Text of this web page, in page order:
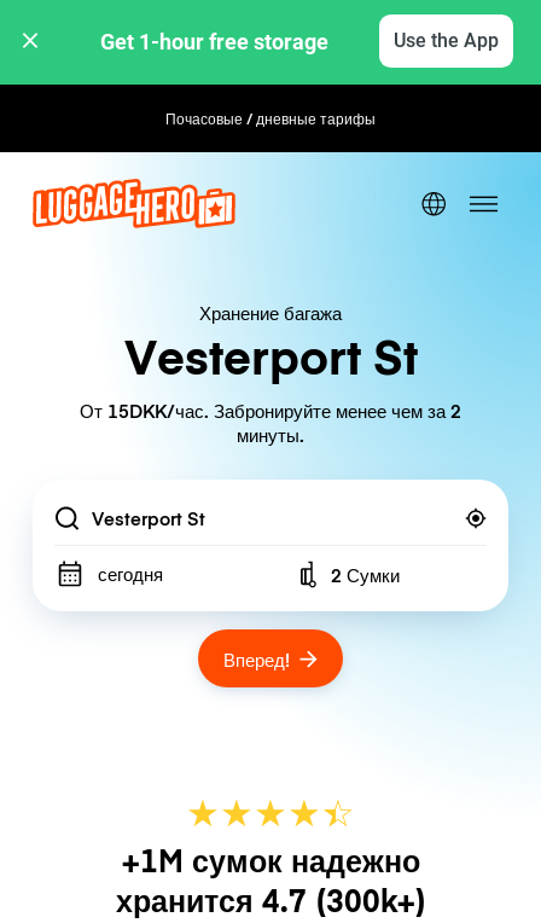
Get 1-hour free storage Use the App
Почасовые / дневные тарифы
Хранение багажа
Vesterport St
От 15DKK/час. Забронируйте менее чем за 2
минуты.
Location
сегодня Number of bags
2 Сумки
Вперед!
★★★★☆
★
+1M сумок надежно
хранится 4.7 (300k+)